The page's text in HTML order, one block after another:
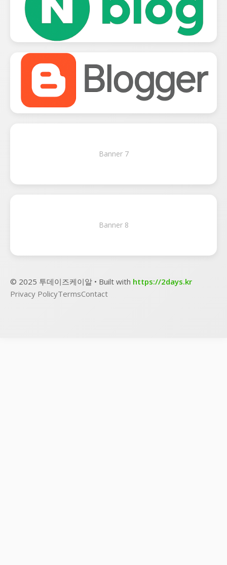
Banner 7
Banner 8
© 2025 투데이즈케이알 • Built with https://2days.kr
Privacy PolicyTermsContact